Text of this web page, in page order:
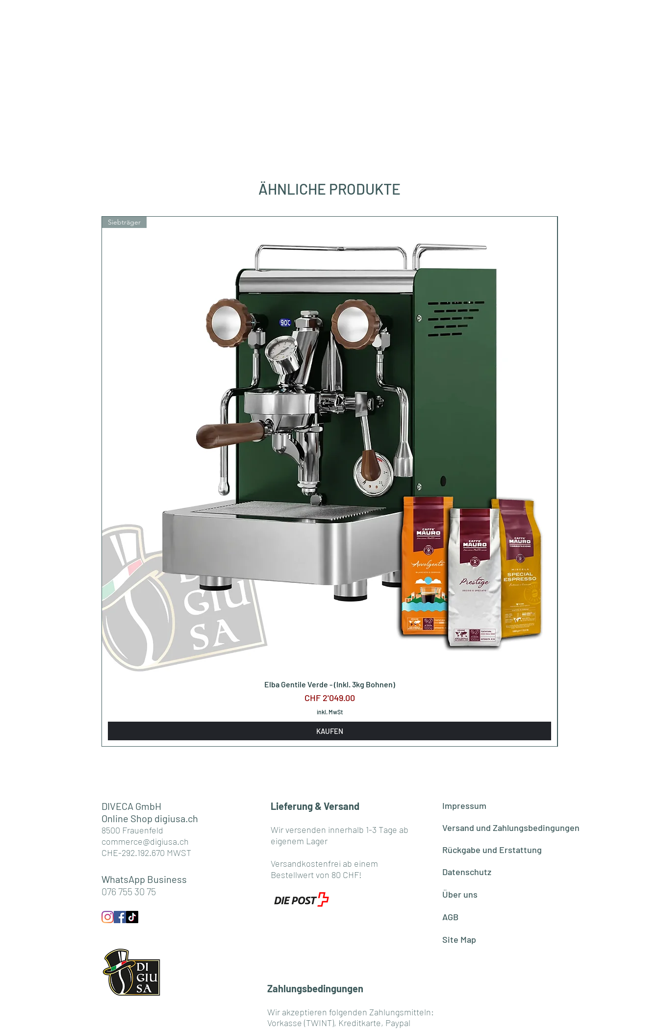
ÄHNLICHE PRODUKTE
Siebträger
Elba Gentile Verde - (Inkl. 3kg Bohnen)
Preis
CHF 2'049.00
inkl. MwSt
KAUFEN
DIVECA GmbH
Online Shop digiusa.ch
8500 Frauenfeld
commerce@digiusa.ch
CHE-292.192.670 MWST
WhatsApp Business
076 755 30 75
Lieferung & Versand
Wir versenden innerhalb 1-3 Tage ab
eigenem Lager
Versandkostenfrei ab einem
Bestellwert von 80 CHF!
Impressum
Versand und Zahlungsbedingungen
Rückgabe und Erstattung
Datenschutz
Über uns
AGB
Site Map
Zahlungsbedingungen
Wir akzeptieren folgenden Zahlungsmitteln:
Vorkasse (TWINT), Kreditkarte, Paypal